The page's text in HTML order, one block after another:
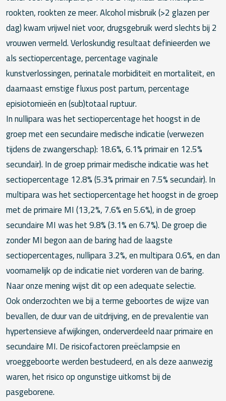
rookten, rookten ze meer. Alcohol misbruik (>2 glazen per
dag) kwam vrijwel niet voor, drugsgebruik werd slechts bij 2
vrouwen vermeld. Verloskundig resultaat definieerden we
als sectiopercentage, percentage vaginale
kunstverlossingen, perinatale morbiditeit en mortaliteit, en
daarnaast ernstige fluxus post partum, percentage
episiotomieën en (sub)totaal ruptuur.
In nullipara was het sectiopercentage het hoogst in de
groep met een secundaire medische indicatie (verwezen
tijdens de zwangerschap): 18.6%, 6.1% primair en 12.5%
secundair). In de groep primair medische indicatie was het
sectiopercentage 12.8% (5.3% primair en 7.5% secundair). In
multipara was het sectiopercentage het hoogst in de groep
met de primaire MI (13,2%, 7.6% en 5.6%), in de groep
secundaire MI was het 9.8% (3.1% en 6.7%). De groep die
zonder MI begon aan de baring had de laagste
sectiopercentages, nullipara 3.2%, en multipara 0.6%, en dan
voornamelijk op de indicatie niet vorderen van de baring.
Naar onze mening wijst dit op een adequate selectie.
Ook onderzochten we bij a terme geboortes de wijze van
bevallen, de duur van de uitdrijving, en de prevalentie van
hypertensieve afwijkingen, onderverdeeld naar primaire en
secundaire MI. De risicofactoren preëclampsie en
vroeggeboorte werden bestudeerd, en als deze aanwezig
waren, het risico op ongunstige uitkomst bij de
pasgeborene.